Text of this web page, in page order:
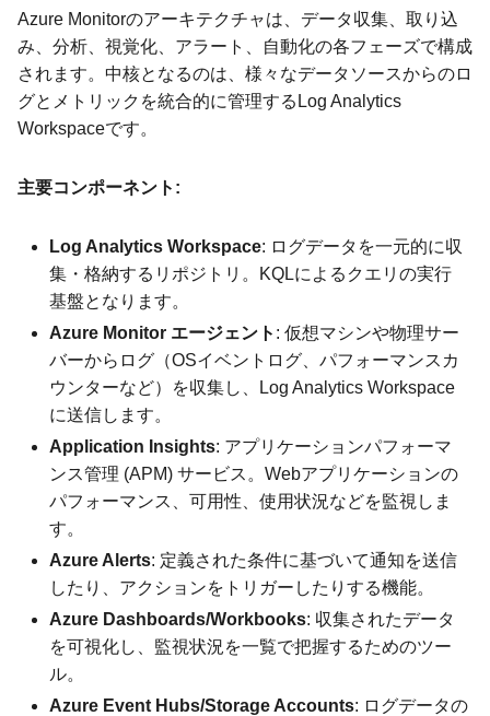
Azure Monitorのアーキテクチャは、データ収集、取り込
み、分析、視覚化、アラート、自動化の各フェーズで構成
されます。中核となるのは、様々なデータソースからのロ
グとメトリックを統合的に管理するLog Analytics
Workspaceです。
主要コンポーネント:
Log Analytics Workspace: ログデータを一元的に収
集・格納するリポジトリ。KQLによるクエリの実行
基盤となります。
Azure Monitor エージェント : 仮想マシンや物理サー
バーからログ（OSイベントログ、パフォーマンスカ
ウンターなど）を収集し、Log Analytics Workspace
に送信します。
Application Insights: アプリケーションパフォーマ
ンス管理 (APM) サービス。Webアプリケーションの
パフォーマンス、可用性、使用状況などを監視しま
す。
Azure Alerts: 定義された条件に基づいて通知を送信
したり、アクションをトリガーしたりする機能。
Azure Dashboards/Workbooks: 収集されたデータ
を可視化し、監視状況を一覧で把握するためのツー
ル。
Azure Event Hubs/Storage Accounts: ログデータの